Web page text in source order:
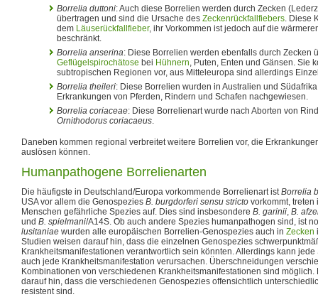
Borrelia duttoni: Auch diese Borrelien werden durch Zecken
übertragen und sind die Ursache des Zeckenrückfallfiebers. Diese
dem Läuserückfallfieber, ihr Vorkommen ist jedoch auf die
beschränkt.
Borrelia anserina: Diese Borrelien werden ebenfalls durch Zecken
Geflügelspirochätose bei Hühnern, Puten, Enten und Gänsen. Sie
subtropischen Regionen vor, aus Mitteleuropa sind allerdings
Borrelia theileri: Diese Borrelien wurden in Australien und
Erkrankungen von Pferden, Rindern und Schafen nachgewiesen.
Borrelia coriaceae: Diese Borrelienart wurde nach Aborten von
Ornithodorus coriacaeus.
Daneben kommen regional verbreitet weitere Borrelien vor, die
auslösen können.
Humanpathogene Borrelienarten
Die häufigste in Deutschland/Europa vorkommende Borrelienart istBorrelia
USA vor allem die Genospezies B. burgdorferi sensu stricto vorkommt,
Menschen gefährliche Spezies auf. Dies sind insbesondere B. garinii, B.
und B. spielmani/A14S. Ob auch andere Spezies humanpathogen sind, ist
lusitaniae wurden alle europäischen Borrelien-Genospezies auch in Zecken
Studien weisen darauf hin, dass die einzelnen Genospezies
Krankheitsmanifestationen verantwortlich sein könnten. Allerdings kann
auch jede Krankheitsmanifestation verursachen. Überschneidungen
Kombinationen von verschiedenen Krankheitsmanifestationen sind
darauf hin, dass die verschiedenen Genospezies offensichtlich
resistent sind.